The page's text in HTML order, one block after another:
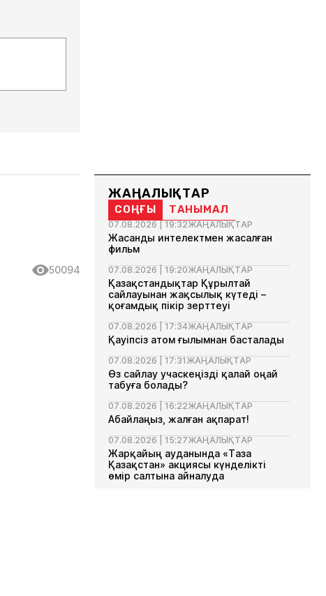
50094
ЖАҢАЛЫҚТАР
СОҢҒЫ ТАНЫМАЛ
07.08.2026 | 19:32ЖАҢАЛЫҚТАР
Жасанды интелектмен жасалған
фильм
07.08.2026 | 19:20ЖАҢАЛЫҚТАР
Қазақстандықтар Құрылтай
сайлауынан жақсылық күтеді –
қоғамдық пікір зерттеуі
07.08.2026 | 17:34ЖАҢАЛЫҚТАР
Қауіпсіз атом ғылымнан басталады
07.08.2026 | 17:31ЖАҢАЛЫҚТАР
Өз сайлау учаскеңізді қалай оңай
табуға болады?
07.08.2026 | 16:22ЖАҢАЛЫҚТАР
Абайлаңыз, жалған ақпарат!
07.08.2026 | 15:27ЖАҢАЛЫҚТАР
Жарқайың ауданында «Таза
Қазақстан» акциясы күнделікті
өмір салтына айналуда